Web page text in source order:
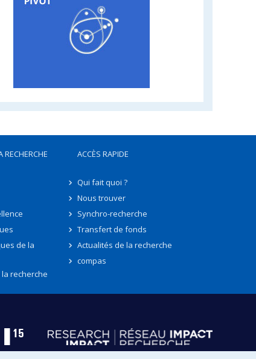
RECHERCHE
de la
recherche
ACCÈS RAPIDE
Qui fait quoi ?
Nous trouver
Synchro-recherche
Transfert de fonds
Actualités de la recherche
compas